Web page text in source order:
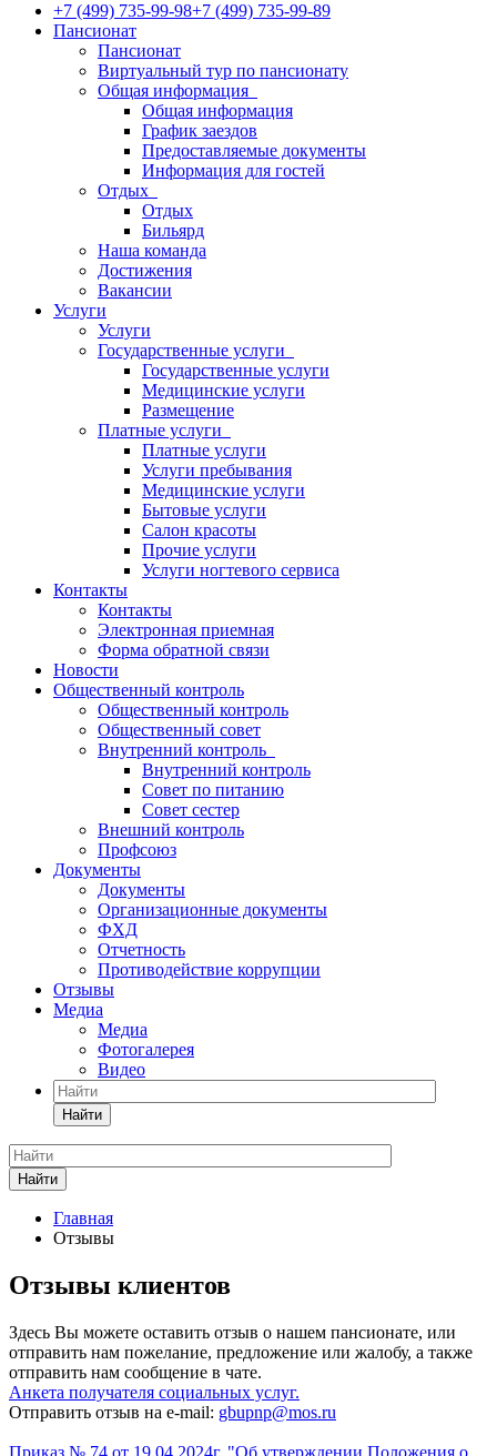
+7 (499) 735-99-98+7 (499) 735-99-89
Пансионат
Пансионат
Виртуальный тур по пансионату
Общая информация
Общая информация
График заездов
Предоставляемые документы
Информация для гостей
Отдых
Отдых
Бильярд
Наша команда
Достижения
Вакансии
Услуги
Услуги
Государственные услуги
Государственные услуги
Медицинские услуги
Размещение
Платные услуги
Платные услуги
Услуги пребывания
Медицинские услуги
Бытовые услуги
Салон красоты
Прочие услуги
Услуги ногтевого сервиса
Контакты
Контакты
Электронная приемная
Форма обратной связи
Новости
Общественный контроль
Общественный контроль
Общественный совет
Внутренний контроль
Внутренний контроль
Совет по питанию
Совет сестер
Внешний контроль
Профсоюз
Документы
Документы
Организационные документы
ФХД
Отчетность
Противодействие коррупции
Отзывы
Медиа
Медиа
Фотогалерея
Видео
Найти
Найти
Главная
Отзывы
Отзывы клиентов
Здесь Вы можете оставить отзыв о нашем пансионате, или
отправить нам пожелание, предложение или жалобу, а также
отправить нам сообщение в чате.
Анкета получателя социальных услуг.
Отправить отзыв на e-mail: gbupnp@mos.ru